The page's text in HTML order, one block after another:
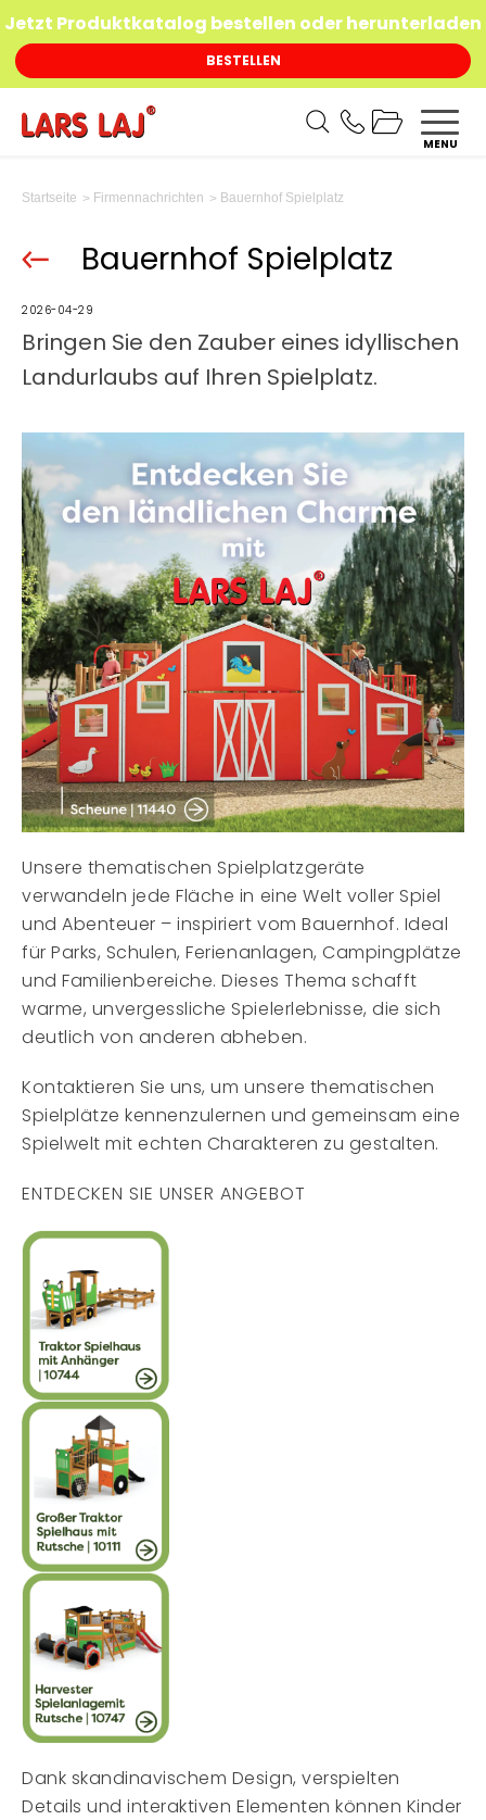
Jetzt Produktkatalog bestellen oder herunterladen
BESTELLEN
MENU
Startseite Firmennachrichten Bauernhof Spielplatz
Bauernhof Spielplatz
2026-04-29
Bringen Sie den Zauber eines idyllischen
Landurlaubs auf Ihren Spielplatz.
Unsere thematischen Spielplatzgeräte
verwandeln jede Fläche in eine Welt voller Spiel
und Abenteuer – inspiriert vom Bauernhof. Ideal
für Parks, Schulen, Ferienanlagen, Campingplätze
und Familienbereiche. Dieses Thema schafft
warme, unvergessliche Spielerlebnisse, die sich
deutlich von anderen abheben.
Kontaktieren Sie uns, um unsere thematischen
Spielplätze kennenzulernen und gemeinsam eine
Spielwelt mit echten Charakteren zu gestalten.
ENTDECKEN SIE UNSER ANGEBOT
Dank skandinavischem Design, verspielten
Details und interaktiven Elementen können Kinder